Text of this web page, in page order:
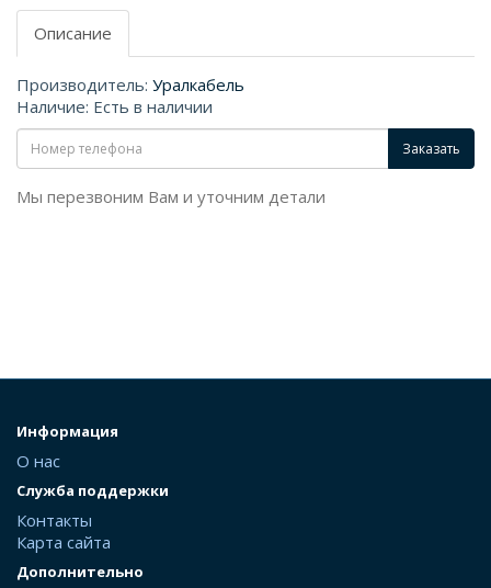
Описание
Производитель: Уралкабель
Наличие: Есть в наличии
Заказать
Мы перезвоним Вам и уточним детали
Информация
О нас
Служба поддержки
Контакты
Карта сайта
Дополнительно